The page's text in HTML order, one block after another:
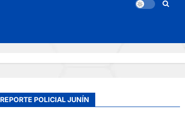
REPORTE POLICIAL JUNÍN